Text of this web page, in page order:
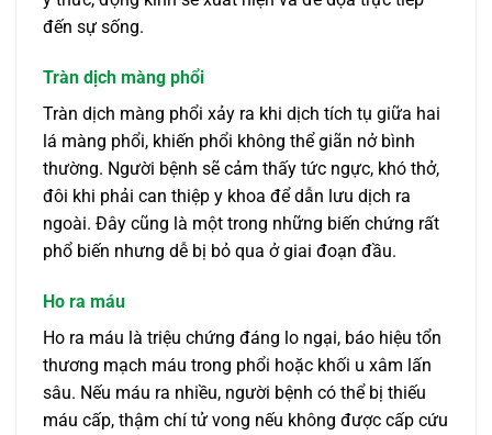
đến sự sống.
Tràn dịch màng phổi
Tràn dịch màng phổi xảy ra khi dịch tích tụ giữa hai
lá màng phổi, khiến phổi không thể giãn nở bình
thường. Người bệnh sẽ cảm thấy tức ngực, khó thở,
đôi khi phải can thiệp y khoa để dẫn lưu dịch ra
ngoài. Đây cũng là một trong những biến chứng rất
phổ biến nhưng dễ bị bỏ qua ở giai đoạn đầu.
Ho ra máu
Ho ra máu là triệu chứng đáng lo ngại, báo hiệu tổn
thương mạch máu trong phổi hoặc khối u xâm lấn
sâu. Nếu máu ra nhiều, người bệnh có thể bị thiếu
máu cấp, thậm chí tử vong nếu không được cấp cứu